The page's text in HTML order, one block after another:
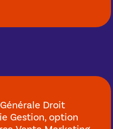
Droit
Gestion, option